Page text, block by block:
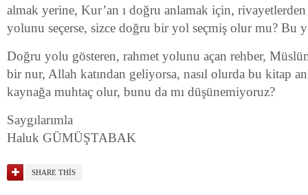
almak yerine, Kur’an ı doğru anlamak için, rivayetlerden
yolunu seçerse, sizce doğru bir yol seçmiş olur mu? Bu
Doğru yolu gösteren, rahmet yolunu açan rehber,
bir nur, Allah katından geliyorsa, nasıl olurda bu kitap
kaynağa muhtaç olur, bunu da mı düşünemiyoruz?
Saygılarımla
Haluk GÜMÜŞTABAK
SHARE THIS